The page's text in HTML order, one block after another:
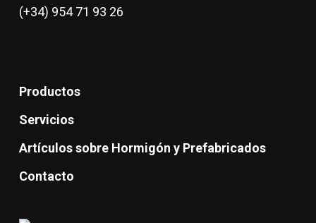
(+34) 954 71 93 26
Productos
Servicios
Artículos sobre Hormigón y Prefabricados
Contacto